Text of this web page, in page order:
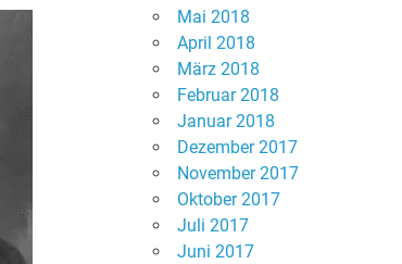
Mai 2018
April 2018
März 2018
Februar 2018
Januar 2018
Dezember 2017
November 2017
Oktober 2017
Juli 2017
Juni 2017